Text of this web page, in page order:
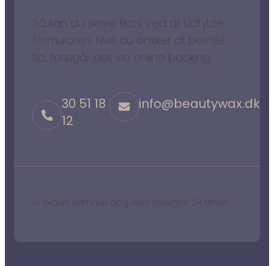
Så kan du skrive til os ved at udfylde
formularen. Hvis du ønsker at bestille
tid, foregår det via online booking.
30 51 18
12
info@beautywax.dk
Vi svarer samme dag eller indenfor 24 timer.